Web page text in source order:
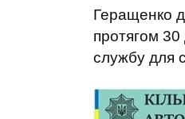
Геращенко
протягом 30
службу для